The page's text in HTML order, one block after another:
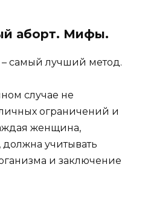
аборт. Мифы.
самый лучший метод.
случае не
ограничений и
женщина,
учитывать
и заключение